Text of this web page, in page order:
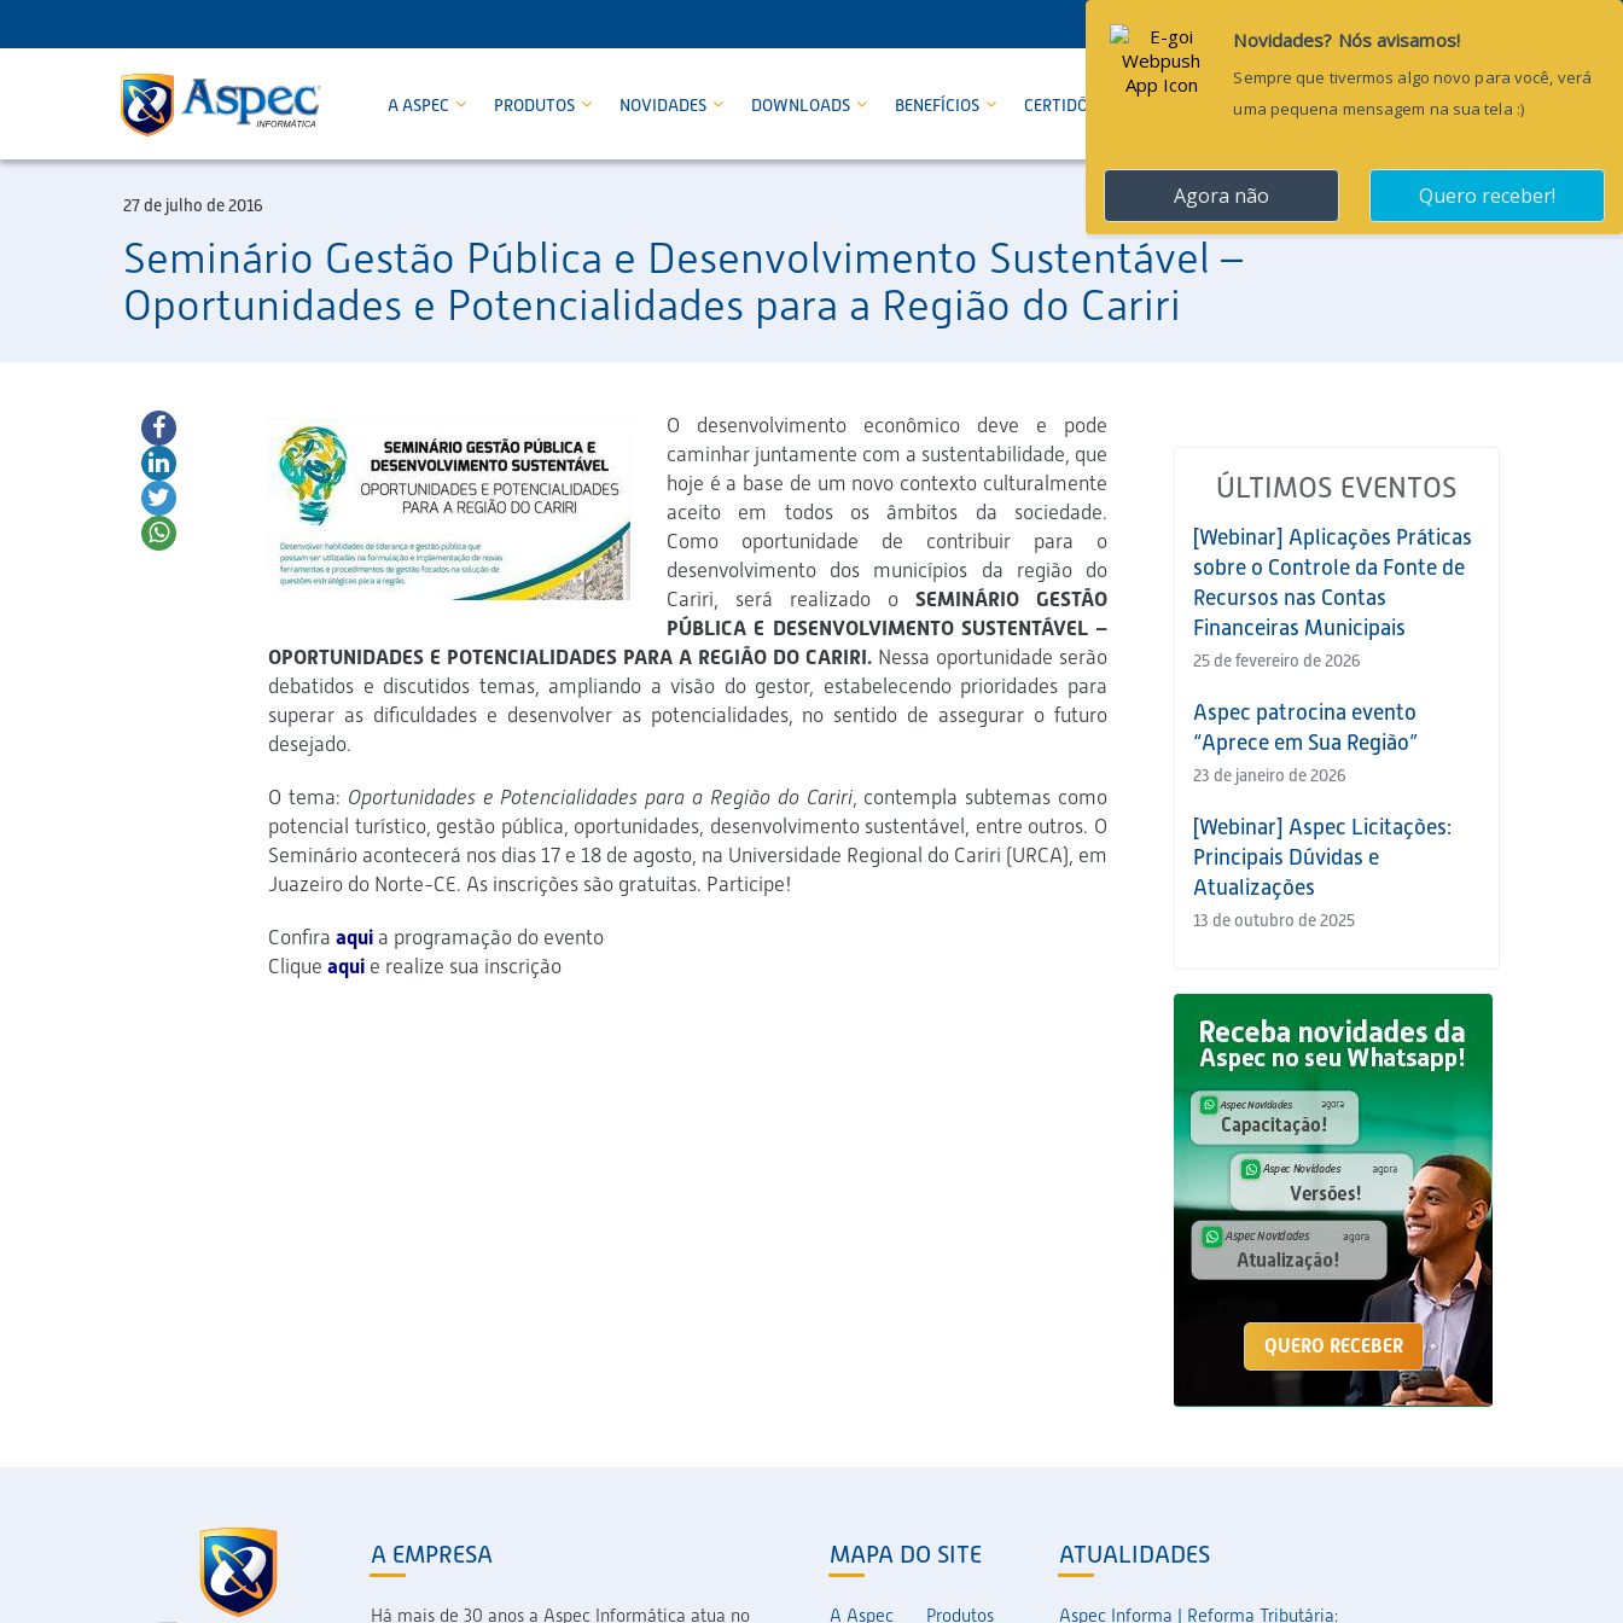
A ASPEC PRODUTOS NOVIDADES DOWNLOADS BENEFÍCIOS CERTIDÕES CONTATO Pesquisar...
27 de julho de 2016
Seminário Gestão Pública e Desenvolvimento Sustentável –
Oportunidades e Potencialidades para a Região do Cariri
O desenvolvimento econômico deve e pode
caminhar juntamente com a sustentabilidade, que
hoje é a base de um novo contexto culturalmente
aceito em todos os âmbitos da sociedade.
Como oportunidade de contribuir para o
desenvolvimento dos municípios da região do
Cariri, será realizado o SEMINÁRIO GESTÃO
PÚBLICA E DESENVOLVIMENTO SUSTENTÁVEL –
OPORTUNIDADES E POTENCIALIDADES PARA A REGIÃO DO CARIRI. Nessa oportunidade serão
debatidos e discutidos temas, ampliando a visão do gestor, estabelecendo prioridades para
superar as dificuldades e desenvolver as potencialidades, no sentido de assegurar o futuro
desejado.
O tema: Oportunidades e Potencialidades para a Região do Cariri, contempla subtemas como
potencial turístico, gestão pública, oportunidades, desenvolvimento sustentável, entre outros. O
Seminário acontecerá nos dias 17 e 18 de agosto, na Universidade Regional do Cariri (URCA), em
Juazeiro do Norte-CE. As inscrições são gratuitas. Participe!
Confira aqui a programação do evento
Clique aqui e realize sua inscrição
ÚLTIMOS EVENTOS
[Webinar] Aplicações Práticas
sobre o Controle da Fonte de
Recursos nas Contas
Financeiras Municipais
25 de fevereiro de 2026
Aspec patrocina evento
“Aprece em Sua Região”
23 de janeiro de 2026
[Webinar] Aspec Licitações:
Principais Dúvidas e
Atualizações
13 de outubro de 2025
QUERO RECEBER
A EMPRESA
Há mais de 30 anos a Aspec Informática atua no
MAPA DO SITE
A Aspec Produtos
ATUALIDADES
Aspec Informa | Reforma Tributária: